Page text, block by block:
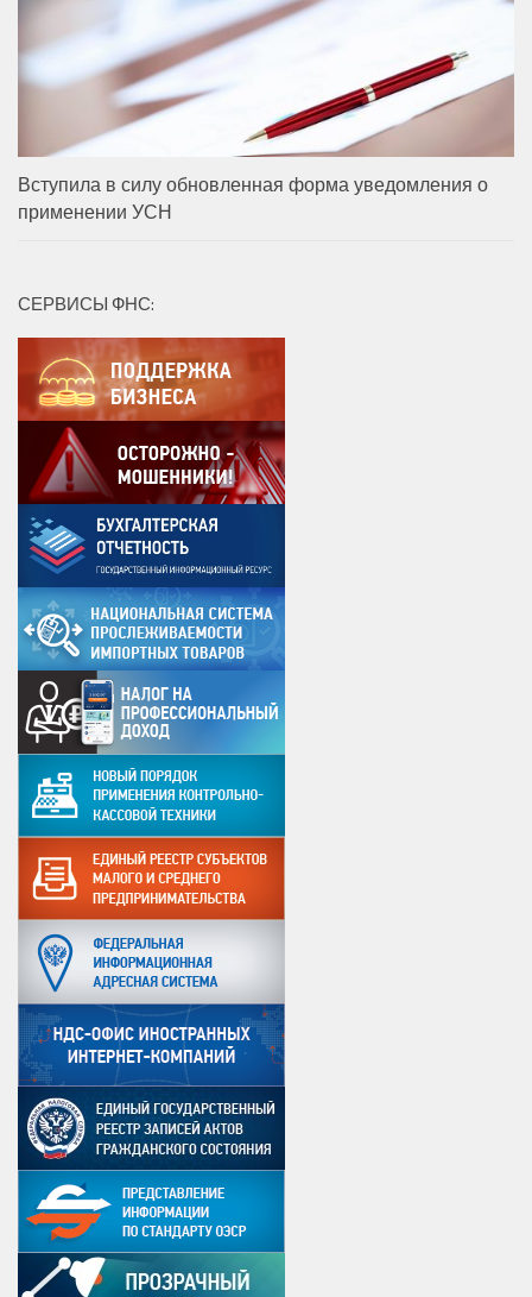
Вступила в силу обновленная форма уведомления о
применении УСН
СЕРВИСЫ ФНС: